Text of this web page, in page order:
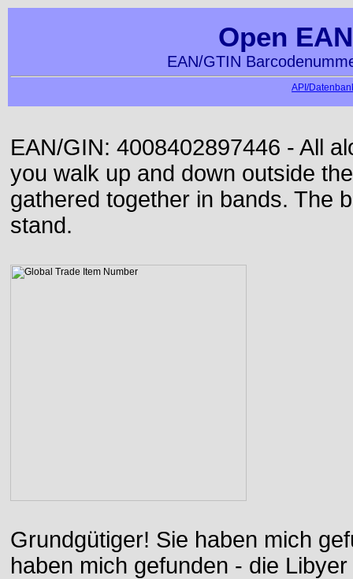
Open
EAN/GTIN
API/
EAN/GIN: 4008402897446 - All
you walk up and down outside
gathered together in bands. The
stand.
Grundgütiger! Sie haben mich
haben mich gefunden - die